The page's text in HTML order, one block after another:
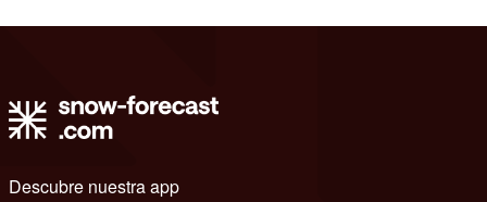
Descubre nuestra app